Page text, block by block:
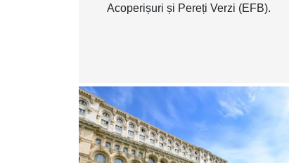
Acoperișuri și Pereți Verzi (EFB).